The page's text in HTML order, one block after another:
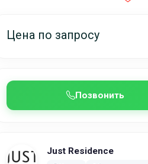
Цена по запросу
Позвонить
Just Residence